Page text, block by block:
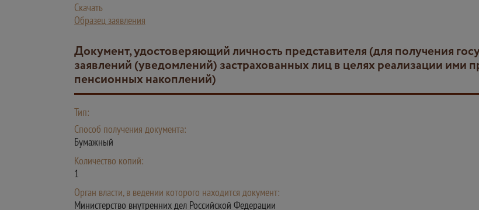
Скачать
Образец заявления
Документ, удостоверяющий личность представителя (для получения государственной услуги по приему, рассмотрению
заявлений (уведомлений) застрахованных лиц в целях реализации
пенсионных накоплений)
Тип:
Способ получения документа:
Бумажный
Количество копий:
1
Орган власти, в ведении которого находится документ:
Министерство внутренних дел Российской Федерации